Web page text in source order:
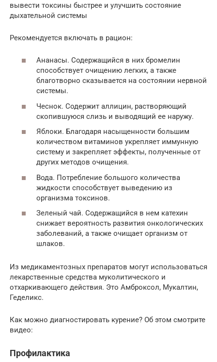
вывести токсины быстрее и улучшить состояние
дыхательной системы
Рекомендуется включать в рацион:
Ананасы. Содержащийся в них бромелин
способствует очищению легких, а также
благотворно сказывается на состоянии нервной
системы.
Чеснок. Содержит аллицин, растворяющий
скопившуюся слизь и выводящий ее наружу.
Яблоки. Благодаря насыщенности большим
количеством витаминов укрепляет иммунную
систему и закрепляет эффекты, полученные от
других методов очищения.
Вода. Потребление большого количества
жидкости способствует выведению из
организма токсинов.
Зеленый чай. Содержащийся в нем катехин
снижает вероятность развития онкологических
заболеваний, а также очищает организм от
шлаков.
Из медикаментозных препаратов могут использоваться
лекарственные средства муколитического и
отхаркивающего действия. Это Амброксол, Мукалтин,
Геделикс.
Как можно диагностировать курение? Об этом смотрите
видео:
Профилактика